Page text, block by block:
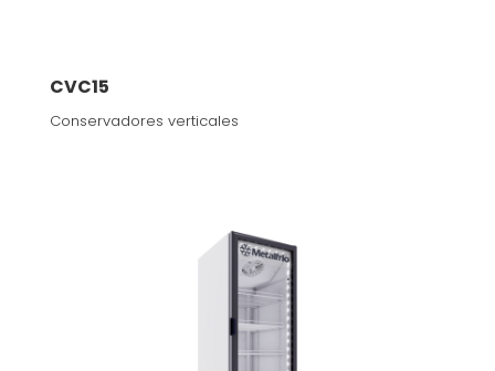
CVC15
Conservadores verticales